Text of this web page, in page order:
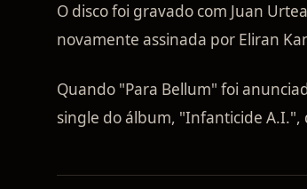
O disco foi gravado com Juan
novamente assinada por Eliran
Quando "Para Bellum" foi
single do álbum, "Infanticide A.I.",